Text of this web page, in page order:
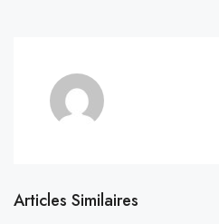
Articles Similaires